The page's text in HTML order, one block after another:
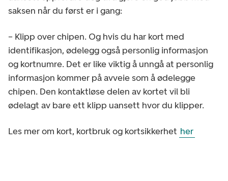
saksen når du først er i gang:
– Klipp over chipen. Og hvis du har kort med
identifikasjon, ødelegg også personlig informasjon
og kortnumre. Det er like viktig å unngå at personlig
informasjon kommer på avveie som å ødelegge
chipen. Den kontaktløse delen av kortet vil bli
ødelagt av bare ett klipp uansett hvor du klipper.
Les mer om kort, kortbruk og kortsikkerhet her